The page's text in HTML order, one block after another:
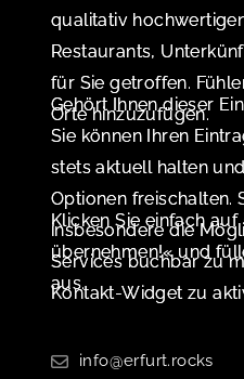
qualitativ
Restaurants,
für Sie getroffen.
Orte hinzuzufügen.
Gehört Ihnen dieser
Sie können Ihren
stets aktuell halten
Optionen freischalten.
insbesondere die
Services buchbar zu
Kontakt-Widget zu
Klicken Sie einfach auf
übernehmen!« und
aus.
info@erfurt.rocks